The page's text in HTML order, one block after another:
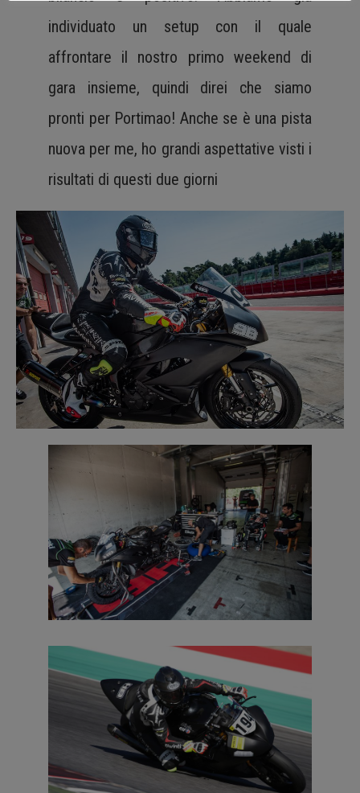
individuato un setup con il quale
affrontare il nostro primo weekend di
gara insieme, quindi direi che siamo
pronti per Portimao! Anche se è una pista
nuova per me, ho grandi aspettative visti i
risultati di questi due giorni